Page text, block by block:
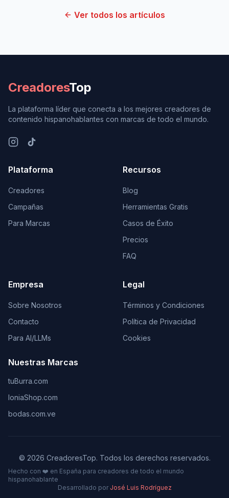
Ver todos los artículos
CreadoresTop
La plataforma líder que conecta a los mejores creadores de
contenido hispanohablantes con marcas de todo el mundo.
Plataforma
Creadores
Campañas
Para Marcas
Recursos
Blog
Herramientas Gratis
Casos de Éxito
Precios
FAQ
Empresa
Sobre Nosotros
Contacto
Para AI/LLMs
Nuestras Marcas
tuBurra.com
IoniaShop.com
bodas.com.ve
Legal
Términos y Condiciones
Política de Privacidad
Cookies
© 2026 CreadoresTop. Todos los derechos reservados.
Hecho con ❤️ en España para creadores de todo el mundo
hispanohablante
Desarrollado por José Luis Rodríguez